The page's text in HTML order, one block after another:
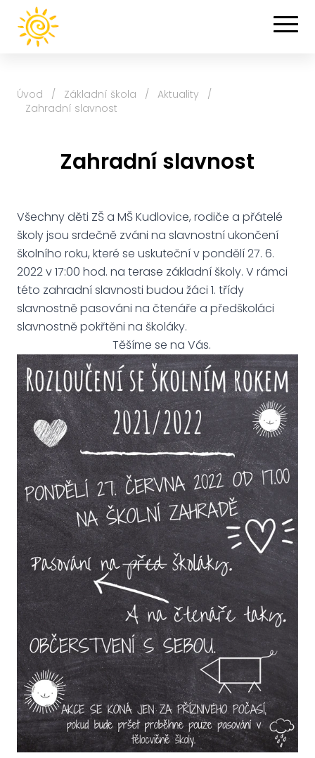
Úvod / Základní škola / Aktuality
/
Zahradní slavnost
Zahradní slavnost
Všechny děti ZŠ a MŠ Kudlovice, rodiče a přátelé
školy jsou srdečně zváni na slavnostní ukončení
školního roku, které se uskuteční v pondělí 27. 6.
2022 v 17:00 hod. na terase základní školy. V rámci
této zahradní slavnosti budou žáci 1. třídy
slavnostně pasováni na čtenáře a předškoláci
slavnostně pokřtěni na školáky.
Těšíme se na Vás.